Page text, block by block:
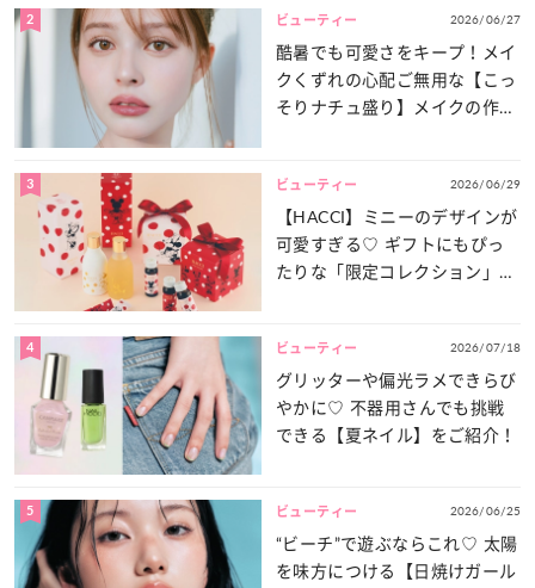
2 ビューティー 2026/06/27
酷暑でも可愛さをキープ！メイ
クくずれの心配ご無用な【こっ
そりナチュ盛り】メイクの作り
3 ビューティー 2026/06/29
【HACCI】ミニーのデザインが
可愛すぎる♡ ギフトにもぴっ
たりな「限定コレクション」が
4 ビューティー 2026/07/18
グリッターや偏光ラメできらび
やかに♡ 不器用さんでも挑戦
できる【夏ネイル】をご紹介！
5 ビューティー 2026/06/25
“ビーチ”で遊ぶならこれ♡ 太陽
を味方につける【日焼けガール